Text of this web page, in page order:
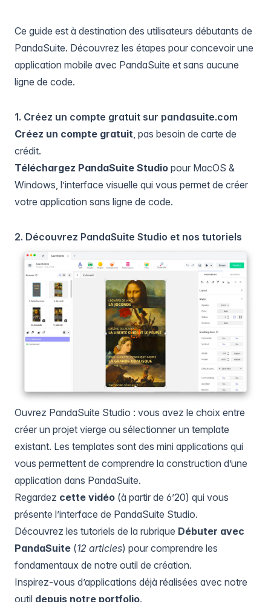
Ce guide est à destination des utilisateurs débutants de
PandaSuite. Découvrez les étapes pour concevoir une
application mobile avec PandaSuite et sans aucune
ligne de code.
1. Créez un compte gratuit sur pandasuite.com
Créez un compte gratuit, pas besoin de carte de
crédit.
Téléchargez PandaSuite Studio pour MacOS &
Windows, l’interface visuelle qui vous permet de créer
votre application sans ligne de code.
2. Découvrez PandaSuite Studio et nos tutoriels
Ouvrez PandaSuite Studio : vous avez le choix entre
créer un projet vierge ou sélectionner un template
existant. Les templates sont des mini applications qui
vous permettent de comprendre la construction d’une
application dans PandaSuite.
Regardez cette vidéo (à partir de 6’20) qui vous
présente l’interface de PandaSuite Studio.
Découvrez les tutoriels de la rubrique Débuter avec
PandaSuite (12 articles) pour comprendre les
fondamentaux de notre outil de création.
Inspirez-vous d’applications déjà réalisées avec notre
outil depuis notre portfolio.